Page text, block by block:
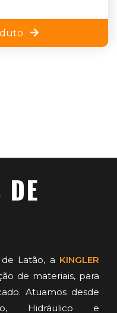
DE
Latão, a KINGLER
de materiais, para
Atuamos desde
Hidráulico e